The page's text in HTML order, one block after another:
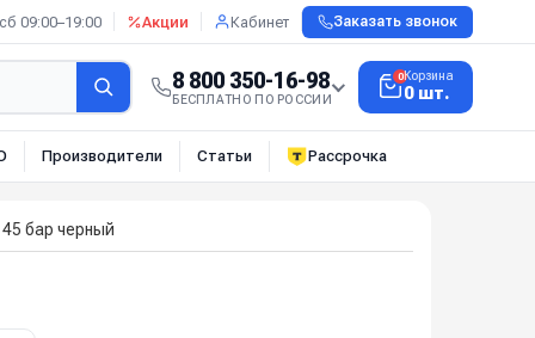
09:00–19:00 Акции Кабинет Заказать звонок
8 800 350-16-98
БЕСПЛАТНО ПО РОССИИ
0Корзина
0 шт.
Производители Статьи Рассрочка
бар черный